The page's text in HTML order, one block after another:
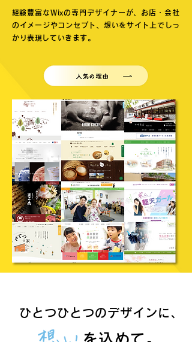
​経験豊富なWixの専門デザイナーが、お店・会社
のイメージやコンセプト、想いをサイト上でしっ
かり表現していきます。
ひとつひとつのデザインに、
を込めて。